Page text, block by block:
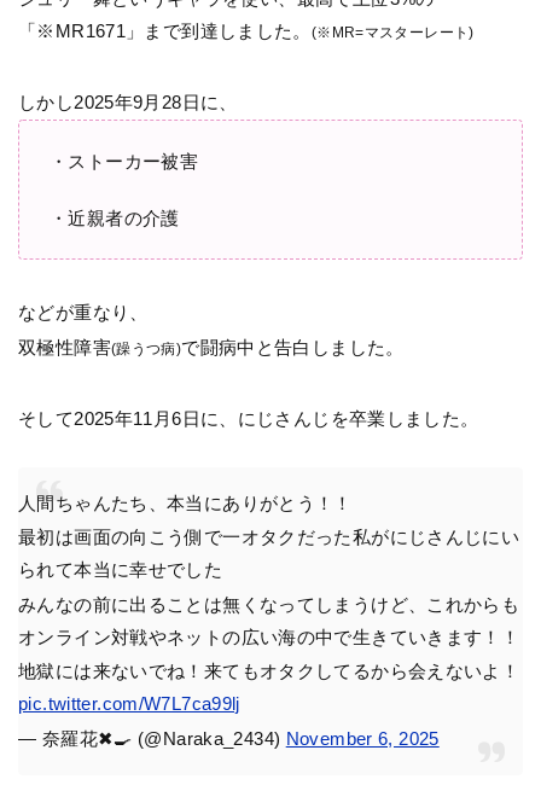
「※MR1671」まで到達しました。
(※MR=マスターレート)
しかし2025年9月28日に、
・ストーカー被害
・近親者の介護
などが重なり、
双極性障害(躁うつ病)で闘病中と告白しました。
そして2025年11月6日に、にじさんじを卒業しました。
人間ちゃんたち、本当にありがとう！！
最初は画面の向こう側で一オタクだった私がにじさんじにい
られて本当に幸せでした
みんなの前に出ることは無くなってしまうけど、これからも
オンライン対戦やネットの広い海の中で生きていきます！！
地獄には来ないでね！来てもオタクしてるから会えないよ！
pic.twitter.com/W7L7ca99lj
— 奈羅花✖🍳 (@Naraka_2434) November 6, 2025